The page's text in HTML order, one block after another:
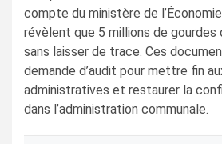
compte du ministère de
révèlent que 5 millions de
sans laisser de trace. Ces
demande d’audit pour mettre fin
administratives et restaurer la
dans l’administration communale.